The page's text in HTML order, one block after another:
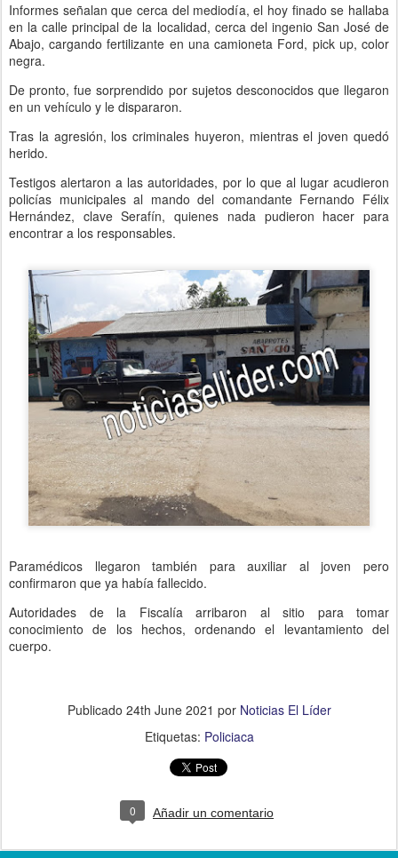
Informes señalan que cerca del mediodía, el hoy finado se hallaba
en la calle principal de la localidad, cerca del ingenio San José de
Abajo, cargando fertilizante en una camioneta Ford, pick up, color
negra.
De pronto, fue sorprendido por sujetos desconocidos que llegaron
en un vehículo y le dispararon.
Tras la agresión, los criminales huyeron, mientras el joven quedó
herido.
Testigos alertaron a las autoridades, por lo que al lugar acudieron
policías municipales al mando del comandante Fernando Félix
Hernández, clave Serafín, quienes nada pudieron hacer para
encontrar a los responsables.
Paramédicos llegaron también para auxiliar al joven pero
confirmaron que ya había fallecido.
Autoridades de la Fiscalía arribaron al sitio para tomar
conocimiento de los hechos, ordenando el levantamiento del
cuerpo.
Publicado 24th June 2021 por Noticias El Líder
Etiquetas: Policiaca
0 Añadir un comentario